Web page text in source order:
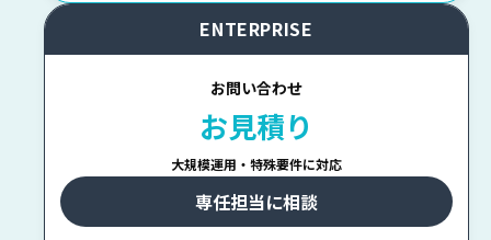
ENTERPRISE
お問い合わせ
お見積り
大規模運用・特殊要件に対応
専任担当に相談